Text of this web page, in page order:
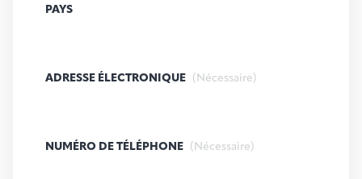
PAYS
ADRESSE ÉLECTRONIQUE (Nécessaire)
NUMÉRO DE TÉLÉPHONE (Nécessaire)